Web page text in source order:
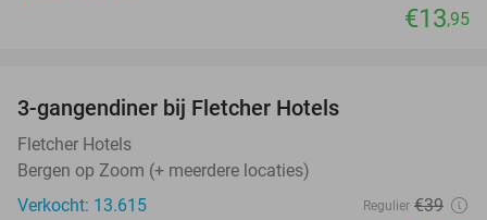
€13,95
3-gangendiner bij Fletcher Hotels
Fletcher Hotels
Bergen op Zoom (+ meerdere locaties)
Verkocht: 13.615
Regulier €39